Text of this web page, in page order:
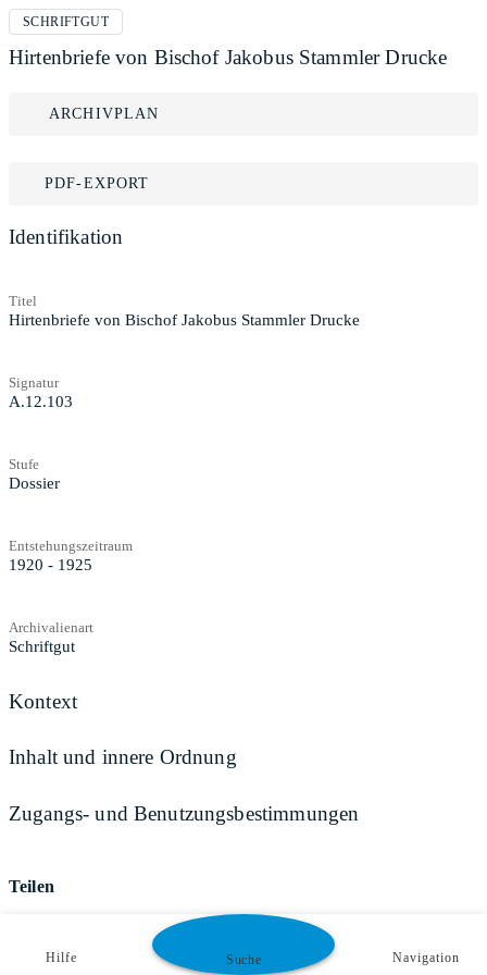
SCHRIFTGUT
Hirtenbriefe von Bischof Jakobus Stammler Drucke
ARCHIVPLAN
PDF-EXPORT
Identifikation
Titel
Hirtenbriefe von Bischof Jakobus Stammler Drucke
Signatur
A.12.103
Stufe
Dossier
Entstehungszeitraum
1920 - 1925
Archivalienart
Schriftgut
Kontext
Inhalt und innere Ordnung
Zugangs- und Benutzungsbestimmungen
Teilen
Hilfe Suche Navigation